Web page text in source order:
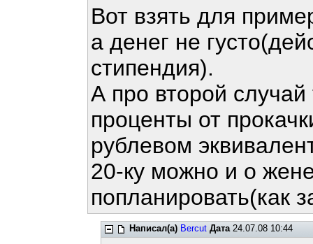
Вот взять для
а денег не
стипендия).
А про второй
проценты от
рублевом
20-ку можно и о
попланировать(как
Написал(а) Bercut Дата24.07.08 10:44